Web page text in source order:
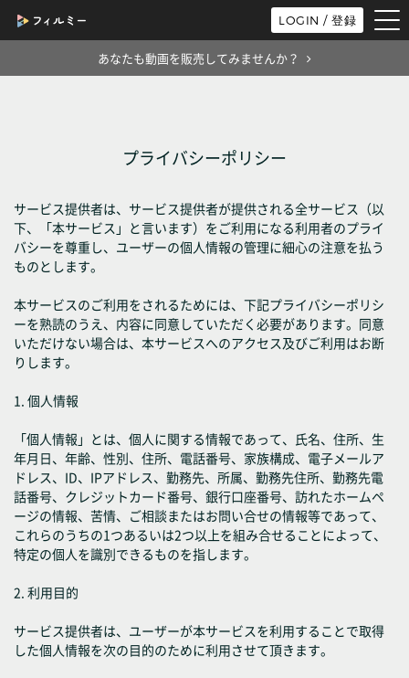
LOGIN / 登録
あなたも動画を販売してみませんか？
プライバシーポリシー
サービス提供者は、サービス提供者が提供される全サービス（以
下、「本サービス」と言います）をご利用になる利用者のプライ
バシーを尊重し、ユーザーの個人情報の管理に細心の注意を払う
ものとします。
本サービスのご利用をされるためには、下記プライバシーポリシ
ーを熟読のうえ、内容に同意していただく必要があります。同意
いただけない場合は、本サービスへのアクセス及びご利用はお断
りします。
1. 個人情報
「個人情報」とは、個人に関する情報であって、氏名、住所、生
年月日、年齢、性別、住所、電話番号、家族構成、電子メールア
ドレス、ID、IPアドレス、勤務先、所属、勤務先住所、勤務先電
話番号、クレジットカード番号、銀行口座番号、訪れたホームペ
ージの情報、苦情、ご相談またはお問い合せの情報等であって、
これらのうちの1つあるいは2つ以上を組み合せることによって、
特定の個人を識別できるものを指します。
2. 利用目的
サービス提供者は、ユーザーが本サービスを利用することで取得
した個人情報を次の目的のために利用させて頂きます。